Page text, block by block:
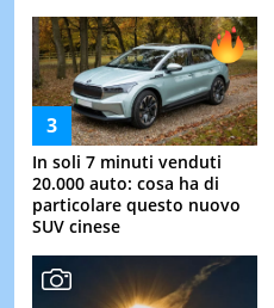
In soli 7 minuti venduti
20.000 auto: cosa ha di
particolare questo nuovo
SUV cinese